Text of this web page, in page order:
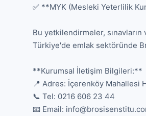
✅ **MYK (Mesleki Yeterlilik
Bu yetkilendirmeler,
Türkiye'de emlak sektöründe
**Kurumsal İletişim Bilgileri:**
📍 Adres: İçerenköy Mahallesi
📞 Tel: 0216 606 23 44
📧 Email: